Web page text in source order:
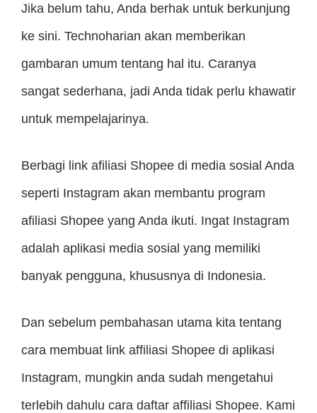
Jika belum tahu, Anda berhak untuk berkunjung
ke sini. Technoharian akan memberikan
gambaran umum tentang hal itu. Caranya
sangat sederhana, jadi Anda tidak perlu khawatir
untuk mempelajarinya.
Berbagi link afiliasi Shopee di media sosial Anda
seperti Instagram akan membantu program
afiliasi Shopee yang Anda ikuti. Ingat Instagram
adalah aplikasi media sosial yang memiliki
banyak pengguna, khususnya di Indonesia.
Dan sebelum pembahasan utama kita tentang
cara membuat link affiliasi Shopee di aplikasi
Instagram, mungkin anda sudah mengetahui
terlebih dahulu cara daftar affiliasi Shopee. Kami